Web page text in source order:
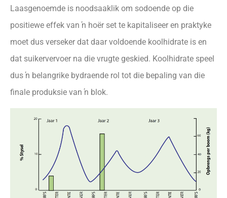
Laasgenoemde is noodsaaklik om sodoende op die
positiewe effek van ŉ hoër set te kapitaliseer en praktyke
moet dus verseker dat daar voldoende koolhidrate is en
dat suikervervoer na die vrugte geskied. Koolhidrate speel
dus ŉ belangrike bydraende rol tot die bepaling van die
finale produksie van ŉ blok.